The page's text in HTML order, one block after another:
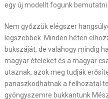
egy új modellt fogunk bemutatni.
Nem győzzük elégszer
legszebbek. Minden héten
bukszáját, de valahogy mindig
magyar ételeket és a magyar
utaznak, azok meg tudják
panaszkodhatnak a felhozatal
gyöngyszemre bukkantunk